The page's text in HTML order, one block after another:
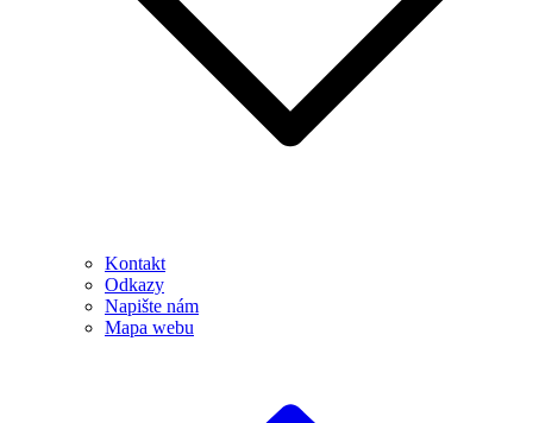
Kontakt
Odkazy
Napište nám
Mapa webu